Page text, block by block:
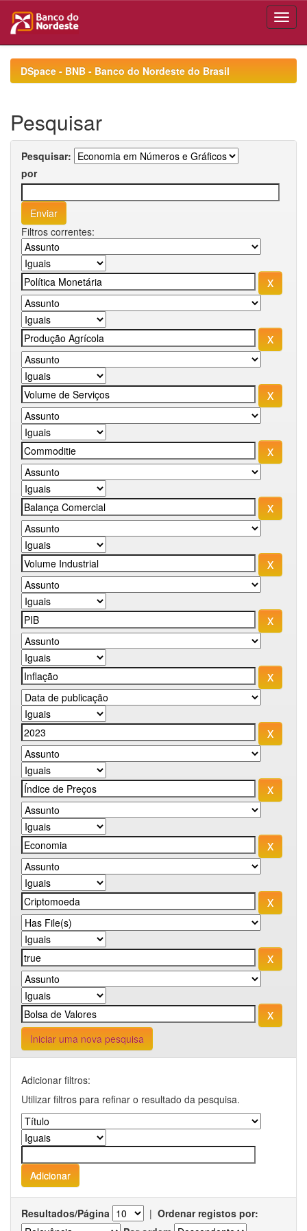
navigationDSpace - BNB - Banco do Nordeste do Brasil
Pesquisar
Pesquisar:
por
Filtros correntes:
Iniciar uma nova pesquisa
Adicionar filtros:
Utilizar filtros para refinar o resultado da pesquisa.
Resultados/Página | Ordenar registos por: